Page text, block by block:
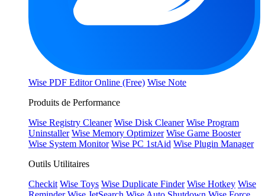
Wise PDF Editor Online (Free) Wise Note
Produits de Performance
Wise Registry Cleaner Wise Disk Cleaner Wise Program
Uninstaller Wise Memory Optimizer Wise Game Booster
Wise System Monitor Wise PC 1stAid Wise Plugin Manager
Outils Utilitaires
Checkit Wise Toys Wise Duplicate Finder Wise Hotkey Wise